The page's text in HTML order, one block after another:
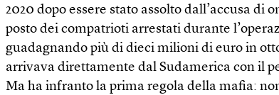
2020 dopo essere stato assolto dall’accusa di
posto dei compatrioti arrestati durante
guadagnando più di dieci milioni di euro in
arrivava direttamente dal Sudamerica con il
Ma ha infranto la prima regola della mafia: